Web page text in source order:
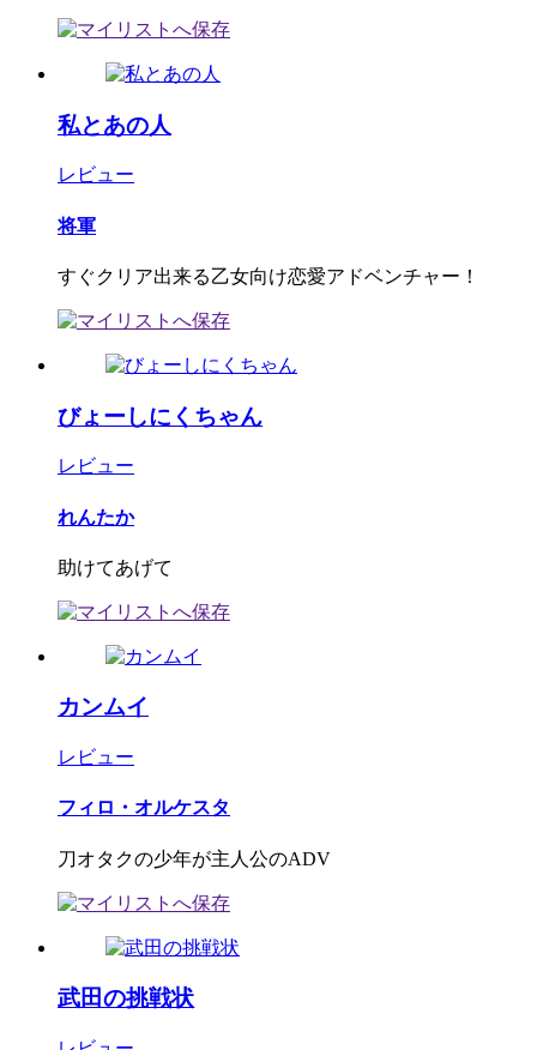
私とあの人
レビュー
将軍
すぐクリア出来る乙女向け恋愛アドベンチャー！
びょーしにくちゃん
レビュー
れんたか
助けてあげて
カンムイ
レビュー
フィロ・オルケスタ
刀オタクの少年が主人公のADV
武田の挑戦状